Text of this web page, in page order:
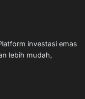
investasi emas
lebih mudah,